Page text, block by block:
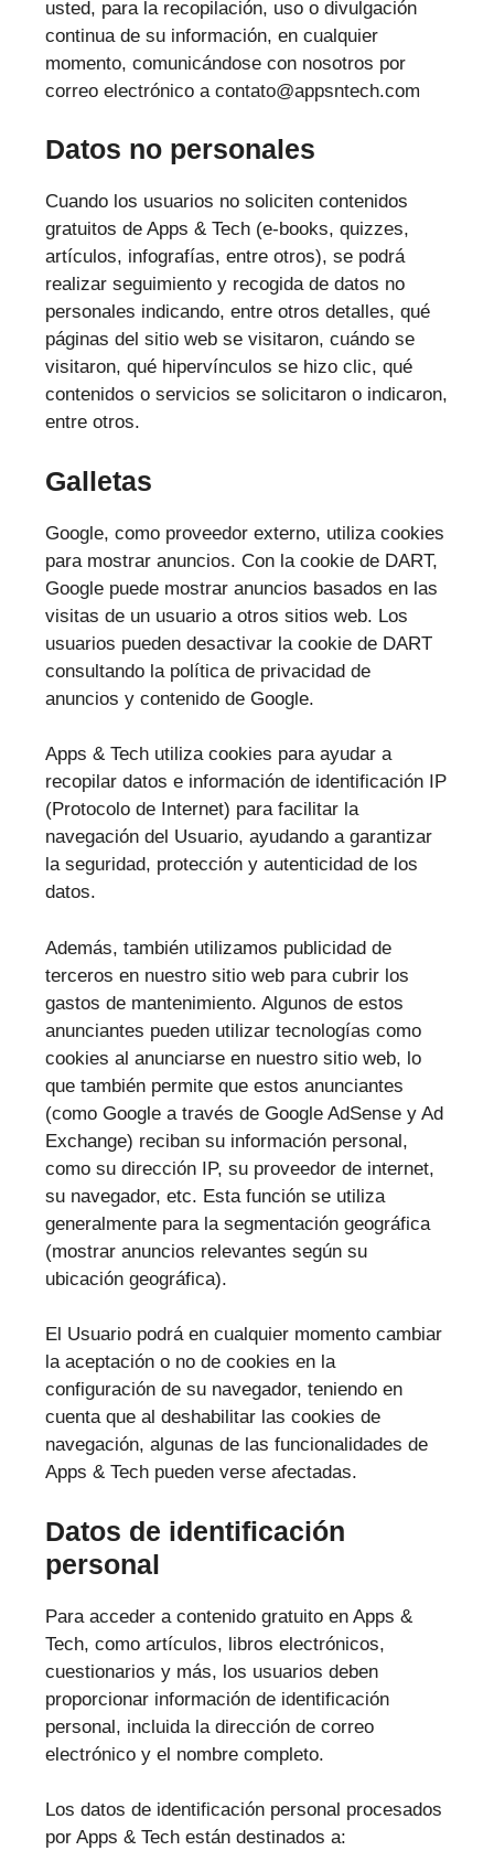
usted, para la recopilación, uso o divulgación
continua de su información, en cualquier
momento, comunicándose con nosotros por
correo electrónico a contato@appsntech.com
Datos no personales
Cuando los usuarios no soliciten contenidos
gratuitos de Apps & Tech (e-books, quizzes,
artículos, infografías, entre otros), se podrá
realizar seguimiento y recogida de datos no
personales indicando, entre otros detalles, qué
páginas del sitio web se visitaron, cuándo se
visitaron, qué hipervínculos se hizo clic, qué
contenidos o servicios se solicitaron o indicaron,
entre otros.
Galletas
Google, como proveedor externo, utiliza cookies
para mostrar anuncios. Con la cookie de DART,
Google puede mostrar anuncios basados en las
visitas de un usuario a otros sitios web. Los
usuarios pueden desactivar la cookie de DART
consultando la política de privacidad de
anuncios y contenido de Google.
Apps & Tech utiliza cookies para ayudar a
recopilar datos e información de identificación IP
(Protocolo de Internet) para facilitar la
navegación del Usuario, ayudando a garantizar
la seguridad, protección y autenticidad de los
datos.
Además, también utilizamos publicidad de
terceros en nuestro sitio web para cubrir los
gastos de mantenimiento. Algunos de estos
anunciantes pueden utilizar tecnologías como
cookies al anunciarse en nuestro sitio web, lo
que también permite que estos anunciantes
(como Google a través de Google AdSense y Ad
Exchange) reciban su información personal,
como su dirección IP, su proveedor de internet,
su navegador, etc. Esta función se utiliza
generalmente para la segmentación geográfica
(mostrar anuncios relevantes según su
ubicación geográfica).
El Usuario podrá en cualquier momento cambiar
la aceptación o no de cookies en la
configuración de su navegador, teniendo en
cuenta que al deshabilitar las cookies de
navegación, algunas de las funcionalidades de
Apps & Tech pueden verse afectadas.
Datos de identificación
personal
Para acceder a contenido gratuito en Apps &
Tech, como artículos, libros electrónicos,
cuestionarios y más, los usuarios deben
proporcionar información de identificación
personal, incluida la dirección de correo
electrónico y el nombre completo.
Los datos de identificación personal procesados
por Apps & Tech están destinados a: